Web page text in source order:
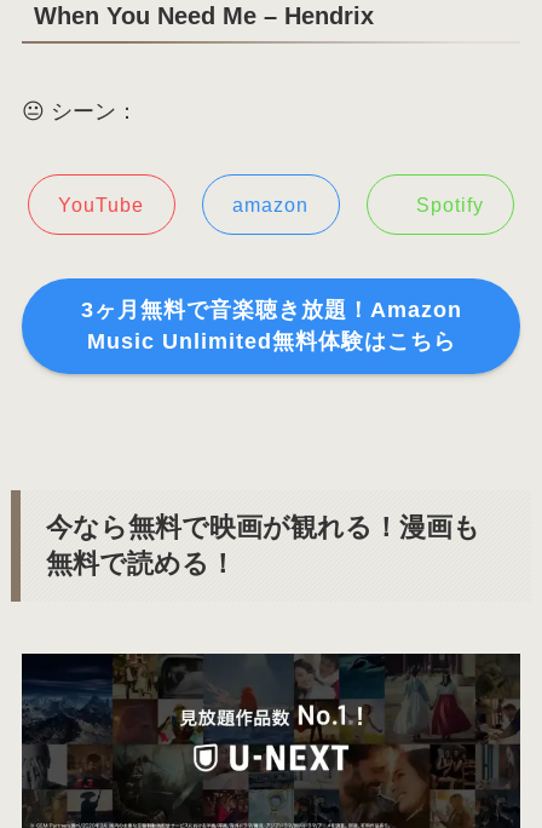
When You Need Me – Hendrix
😐 シーン：
YouTube amazon Spotify
3ヶ月無料で音楽聴き放題！Amazon
Music Unlimited無料体験はこちら
今なら無料で映画が観れる！漫画も
無料で読める！